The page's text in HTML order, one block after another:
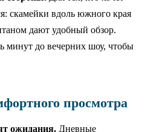
скамейки вдоль южного края
дают удобный обзор.
минут до вечерних шоу, чтобы
просмотра
ожидания. Дневные